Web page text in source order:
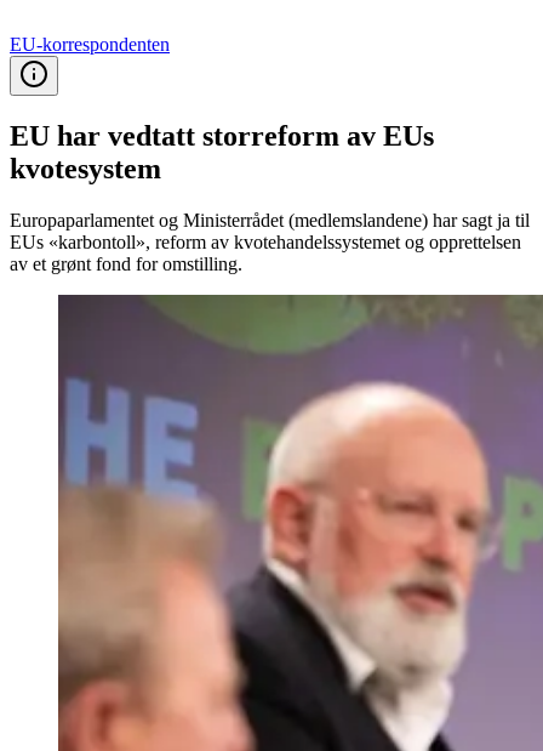
EU-korrespondenten
EU har vedtatt storreform av EUs
kvotesystem
Europaparlamentet og Ministerrådet (medlemslandene) har sagt ja til
EUs «karbontoll», reform av kvotehandelssystemet og opprettelsen
av et grønt fond for omstilling.